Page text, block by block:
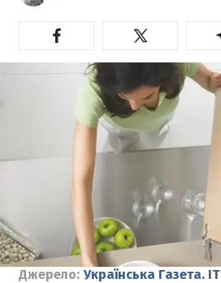
Джерело: Українська Газета. ІТ